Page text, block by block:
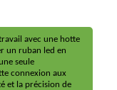
avec une hotte
un ruban led en
seule
connexion aux
et la précision de